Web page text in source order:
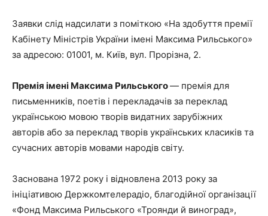
Заявки слід надсилати з поміткою «На здобуття премії
Кабінету Міністрів України імені Максима Рильського»
за адресою: 01001, м. Київ, вул. Прорізна, 2.
Премія імені Максима Рильського— премія для
письменників, поетів і перекладачів за переклад
українською мовою творів видатних зарубіжних
авторів або за переклад творів українських класиків та
сучасних авторів мовами народів світу.
Заснована 1972 року і відновлена 2013 року за
ініціативою Держкомтелерадіо, благодійної організації
«Фонд Максима Рильського «Троянди й виноград»,